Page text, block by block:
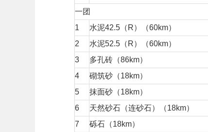
一团
1
水泥42.5（R）（60km）
2
水泥52.5（R）（60km）
3
多孔砖（86km）
4
砌筑砂（18km）
5
抹面砂（18km）
6
天然砂石（连砂石）（18km）
7
砾石（18km）